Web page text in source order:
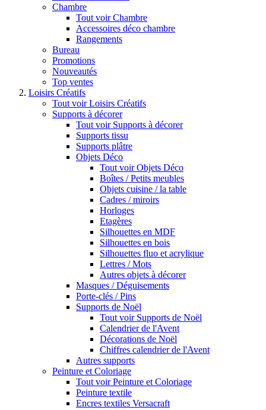
Chambre
Tout voir Chambre
Accessoires déco chambre
Rangements
Bureau
Promotions
Nouveautés
Top ventes
Loisirs Créatifs
Tout voir Loisirs Créatifs
Supports à décorer
Tout voir Supports à décorer
Supports tissu
Supports plâtre
Objets Déco
Tout voir Objets Déco
Boîtes / Petits meubles
Objets cuisine / la table
Cadres / miroirs
Horloges
Etagères
Silhouettes en MDF
Silhouettes en bois
Silhouettes fluo et acrylique
Lettres / Mots
Autres objets à décorer
Masques / Déguisements
Porte-clés / Pins
Supports de Noël
Tout voir Supports de Noël
Calendrier de l'Avent
Décorations de Noël
Chiffres calendrier de l'Avent
Autres supports
Peinture et Coloriage
Tout voir Peinture et Coloriage
Peinture textile
Encres textiles Versacraft